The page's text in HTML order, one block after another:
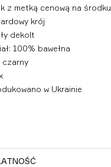
z metką cenową na środku
krój
dekolt
100% bawełna
czarny
w Ukrainie